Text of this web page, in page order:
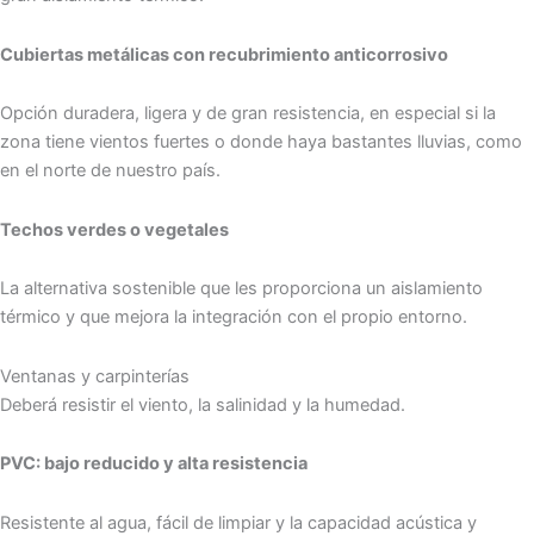
Cubiertas metálicas con recubrimiento anticorrosivo
Opción duradera, ligera y de gran resistencia, en especial si la
zona tiene vientos fuertes o donde haya bastantes lluvias, como
en el norte de nuestro país.
Techos verdes o vegetales
La alternativa sostenible que les proporciona un aislamiento
térmico y que mejora la integración con el propio entorno.
Ventanas y carpinterías
Deberá resistir el viento, la salinidad y la humedad.
PVC: bajo reducido y alta resistencia
Resistente al agua, fácil de limpiar y la capacidad acústica y